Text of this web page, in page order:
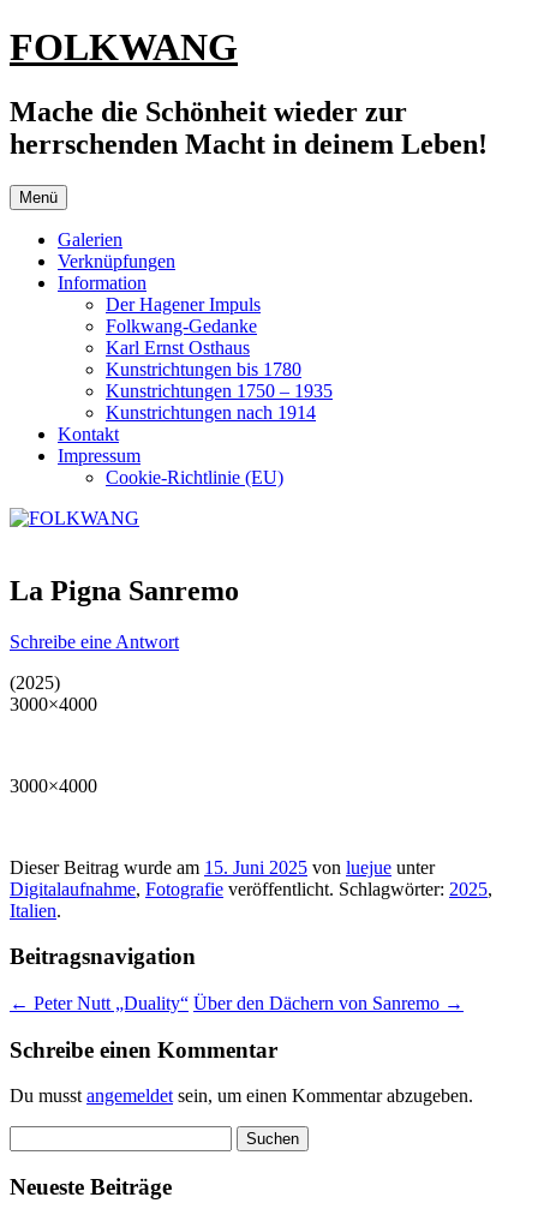
Zum
Inhalt
FOLKWANG
Mache die Schönheit wieder zur
herrschenden Macht in deinem Leben!
Menü
Galerien
Verknüpfungen
Information
Der Hagener Impuls
Folkwang-Gedanke
Karl Ernst Osthaus
Kunstrichtungen bis 1780
Kunstrichtungen 1750 – 1935
Kunstrichtungen nach 1914
Kontakt
Impressum
Cookie-Richtlinie (EU)
La Pigna Sanremo
Schreibe eine Antwort
(2025)
3000×4000
3000×4000
Dieser Beitrag wurde am 15. Juni 2025 von luejue unter
Digitalaufnahme, Fotografie veröffentlicht. Schlagwörter: 2025,
Italien.
Beitragsnavigation
← Peter Nutt „Duality“ Über den Dächern von Sanremo →
Schreibe einen Kommentar
Du musstangemeldetsein, um einen Kommentar abzugeben.
nach:
Neueste Beiträge